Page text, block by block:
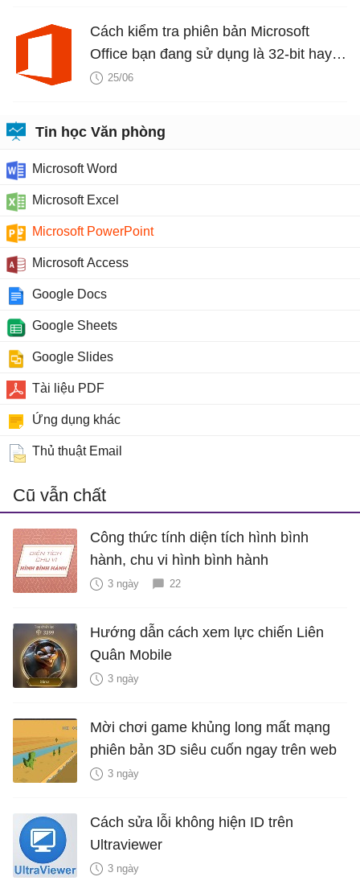
Cách kiểm tra phiên bản Microsoft
Office bạn đang sử dụng là 32-bit hay
64-bit
25/06
Tin học Văn phòng
Microsoft Word
Microsoft Excel
Microsoft PowerPoint
Microsoft Access
Google Docs
Google Sheets
Google Slides
Tài liệu PDF
Ứng dụng khác
Thủ thuật Email
Cũ vẫn chất
Công thức tính diện tích hình bình
hành, chu vi hình bình hành
3 ngày 22
Hướng dẫn cách xem lực chiến Liên
Quân Mobile
3 ngày
Mời chơi game khủng long mất mạng
phiên bản 3D siêu cuốn ngay trên web
3 ngày
Cách sửa lỗi không hiện ID trên
Ultraviewer
3 ngày